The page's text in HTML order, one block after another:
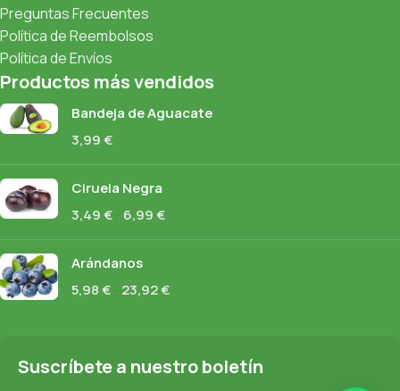
Preguntas Frecuentes
Política de Reembolsos
Política de Envíos
Productos más vendidos
Bandeja de Aguacate
3,99€
Ciruela Negra
3,49€ 6,99€
Arándanos
5,98€ 23,92€
Suscríbete a nuestro boletín